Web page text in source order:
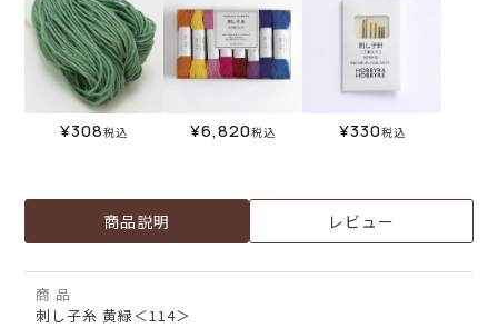
¥308税込 ¥6,820税込 ¥330税込
商品説明 レビュー
商 品
刺し子糸 黄緑＜114＞